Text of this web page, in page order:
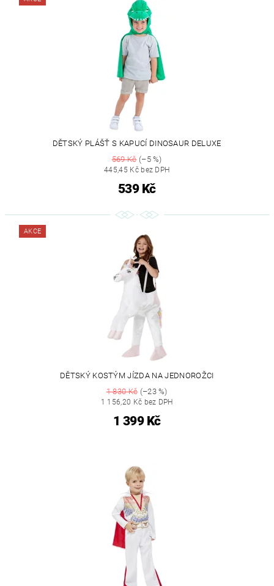
DĚTSKÝ PLÁŠŤ S KAPUCÍ DINOSAUR DELUXE
569 Kč(–5 %)
445,45 Kč bez DPH
539 Kč
AKCE
DĚTSKÝ KOSTÝM JÍZDA NA JEDNOROŽCI
1 830 Kč(–23 %)
1 156,20 Kč bez DPH
1 399 Kč